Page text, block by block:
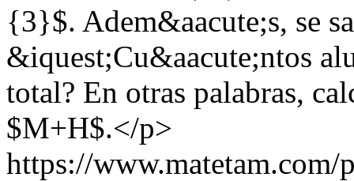
{3}$. Adem&aacute;s, se
&iquest;Cu&aacute;ntos
total? En otras palabras,
$M+H$.</p>
https://www.matetam.com/